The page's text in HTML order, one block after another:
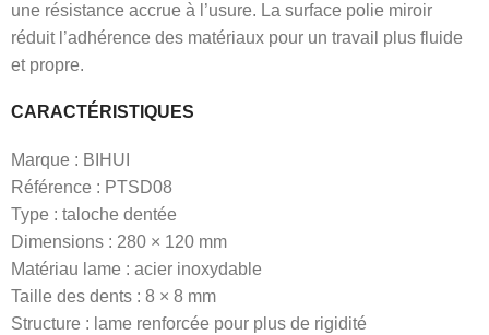
une résistance accrue à l’usure. La surface polie miroir
réduit l’adhérence des matériaux pour un travail plus fluide
et propre.
CARACTÉRISTIQUES
Marque : BIHUI
Référence : PTSD08
Type : taloche dentée
Dimensions : 280 × 120 mm
Matériau lame : acier inoxydable
Taille des dents : 8 × 8 mm
Structure : lame renforcée pour plus de rigidité